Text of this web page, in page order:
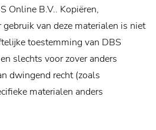
Online B.V.. Kopiëren,
van deze materialen is niet
toestemming van DBS
slechts voor zover anders
dwingend recht (zoals
materialen anders